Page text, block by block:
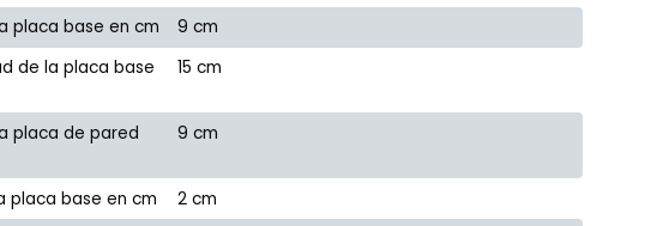
placa base en cm
9 cm
de la placa base
15 cm
placa de pared
9 cm
placa base en cm
2 cm